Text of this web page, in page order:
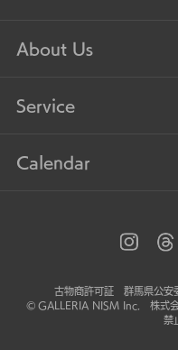
About Us
Service
Calendar
古物商許可証 群馬県公
© GALLERIA NISM Inc. 株式会
禁